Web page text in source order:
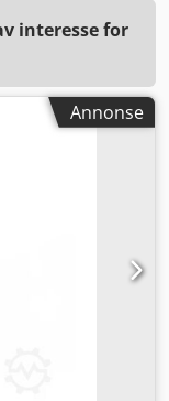
interesse for
Annonse